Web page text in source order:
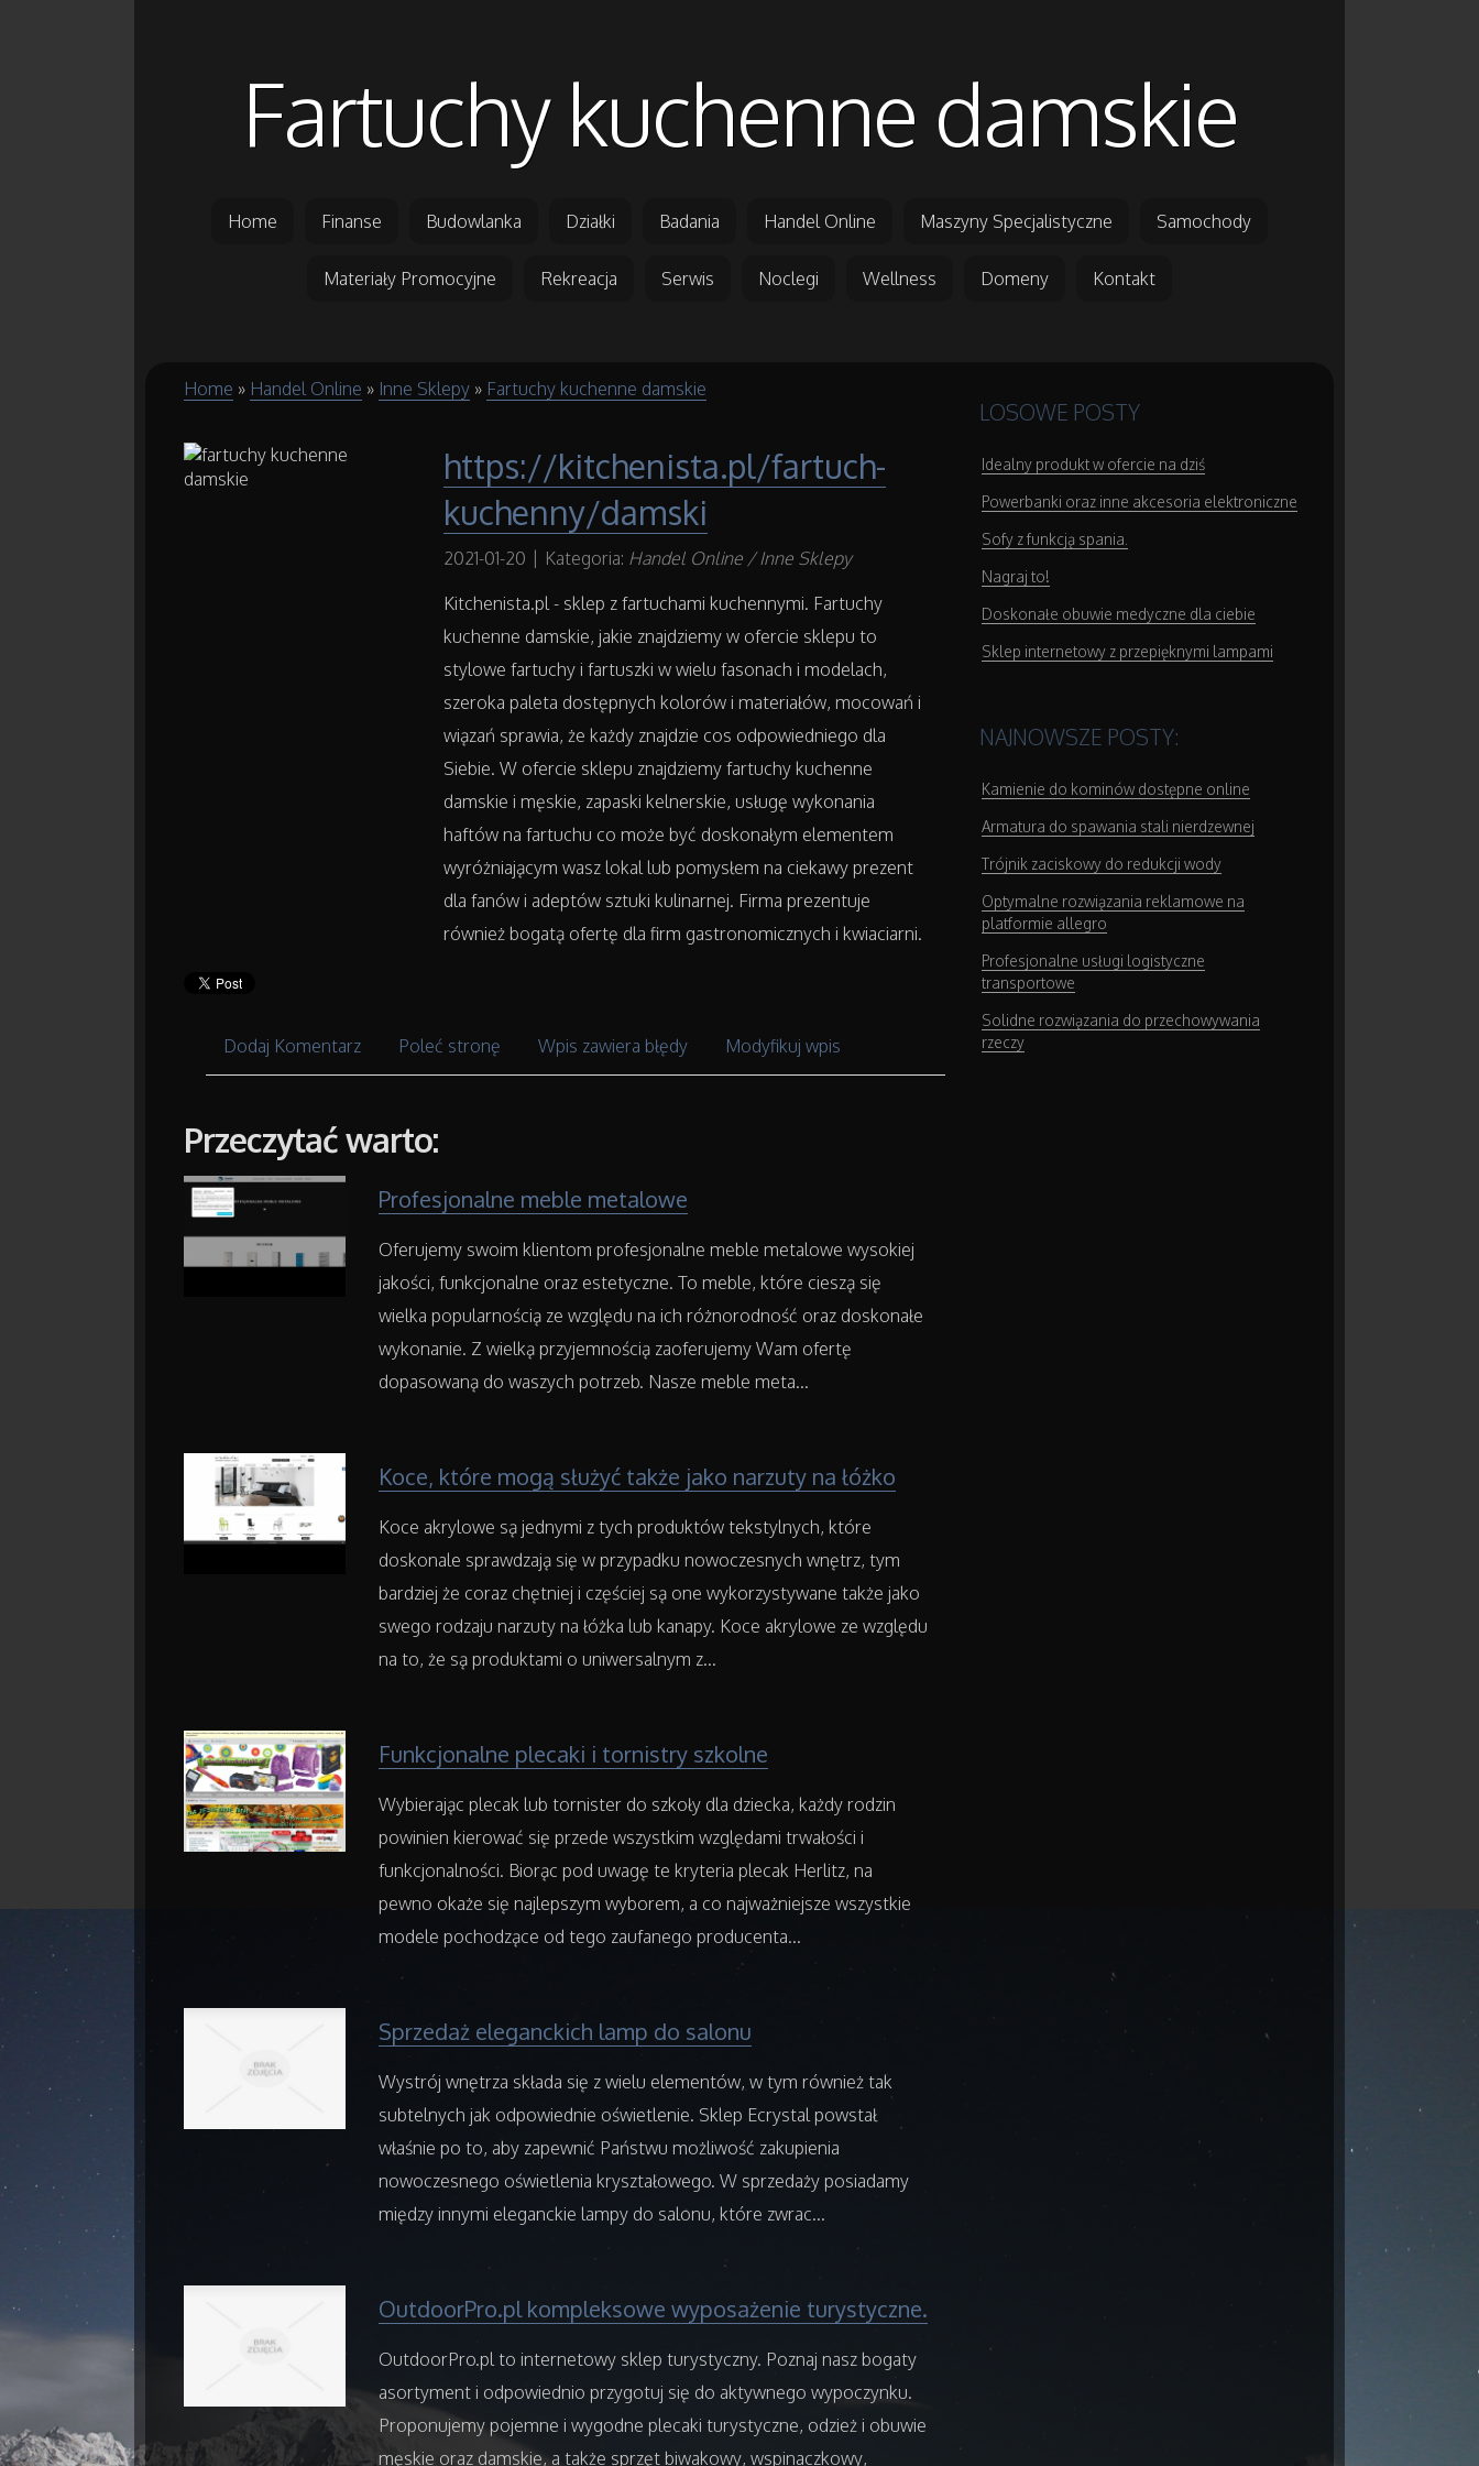
Fartuchy kuchenne damskie
Home Finanse Budowlanka Działki Badania Handel Online Maszyny Specjalistyczne Samochody
Materiały Promocyjne Rekreacja Serwis Noclegi Wellness Domeny Kontakt
Home » Handel Online » Inne Sklepy » Fartuchy kuchenne damskie
https://kitchenista.pl/fartuch-
kuchenny/damski
2021-01-20 Kategoria: Handel Online / Inne Sklepy
Kitchenista.pl - sklep z fartuchami kuchennymi. Fartuchy
kuchenne damskie, jakie znajdziemy w ofercie sklepu to
stylowe fartuchy i fartuszki w wielu fasonach i modelach,
szeroka paleta dostępnych kolorów i materiałów, mocowań i
wiązań sprawia, że każdy znajdzie cos odpowiedniego dla
Siebie. W ofercie sklepu znajdziemy fartuchy kuchenne
damskie i męskie, zapaski kelnerskie, usługę wykonania
haftów na fartuchu co może być doskonałym elementem
wyróżniającym wasz lokal lub pomysłem na ciekawy prezent
dla fanów i adeptów sztuki kulinarnej. Firma prezentuje
również bogatą ofertę dla firm gastronomicznych i kwiaciarni.
Dodaj Komentarz Poleć stronę Wpis zawiera błędy Modyfikuj wpis
Przeczytać warto:
Profesjonalne meble metalowe
Oferujemy swoim klientom profesjonalne meble metalowe wysokiej
jakości, funkcjonalne oraz estetyczne. To meble, które cieszą się
wielka popularnością ze względu na ich różnorodność oraz doskonałe
wykonanie. Z wielką przyjemnością zaoferujemy Wam ofertę
dopasowaną do waszych potrzeb. Nasze meble meta...
Koce, które mogą służyć także jako narzuty na łóżko
Koce akrylowe są jednymi z tych produktów tekstylnych, które
doskonale sprawdzają się w przypadku nowoczesnych wnętrz, tym
bardziej że coraz chętniej i częściej są one wykorzystywane także jako
swego rodzaju narzuty na łóżka lub kanapy. Koce akrylowe ze względu
na to, że są produktami o uniwersalnym z...
Funkcjonalne plecaki i tornistry szkolne
Wybierając plecak lub tornister do szkoły dla dziecka, każdy rodzin
powinien kierować się przede wszystkim względami trwałości i
funkcjonalności. Biorąc pod uwagę te kryteria plecak Herlitz, na
pewno okaże się najlepszym wyborem, a co najważniejsze wszystkie
modele pochodzące od tego zaufanego producenta...
Sprzedaż eleganckich lamp do salonu
Wystrój wnętrza składa się z wielu elementów, w tym również tak
subtelnych jak odpowiednie oświetlenie. Sklep Ecrystal powstał
właśnie po to, aby zapewnić Państwu możliwość zakupienia
nowoczesnego oświetlenia kryształowego. W sprzedaży posiadamy
między innymi eleganckie lampy do salonu, które zwrac...
OutdoorPro.pl kompleksowe wyposażenie turystyczne.
OutdoorPro.pl to internetowy sklep turystyczny. Poznaj nasz bogaty
asortyment i odpowiednio przygotuj się do aktywnego wypoczynku.
Proponujemy pojemne i wygodne plecaki turystyczne, odzież i obuwie
męskie oraz damskie, a także sprzęt biwakowy, wspinaczkowy,
LOSOWE POSTY
Idealny produkt w ofercie na dziś
Powerbanki oraz inne akcesoria elektroniczne
Sofy z funkcją spania.
Nagraj to!
Doskonałe obuwie medyczne dla ciebie
Sklep internetowy z przepięknymi lampami
NAJNOWSZE POSTY:
Kamienie do kominów dostępne online
Armatura do spawania stali nierdzewnej
Trójnik zaciskowy do redukcji wody
Optymalne rozwiązania reklamowe na
platformie allegro
Profesjonalne usługi logistyczne
transportowe
Solidne rozwiązania do przechowywania
rzeczy